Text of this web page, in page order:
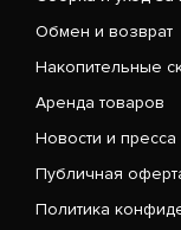
Обмен и возврат
Накопительные
Аренда товаров
Новости и пресса
Публичная
Политика